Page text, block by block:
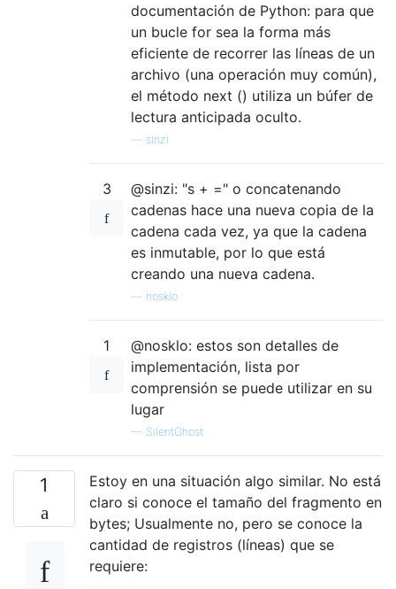
documentación de Python: para que
un bucle for sea la forma más
eficiente de recorrer las líneas de un
archivo (una operación muy común),
el método next () utiliza un búfer de
lectura anticipada oculto.
sinzi
3
@sinzi: "s + =" o concatenando
cadenas hace una nueva copia de la
cadena cada vez, ya que la cadena
es inmutable, por lo que está
creando una nueva cadena.
nosklo
1
@nosklo: estos son detalles de
implementación, lista por
comprensión se puede utilizar en su
lugar
— SilentGhost
1
Estoy en una situación algo similar. No está
claro si conoce el tamaño del fragmento en
bytes; Usualmente no, pero se conoce la
cantidad de registros (líneas) que se
requiere: